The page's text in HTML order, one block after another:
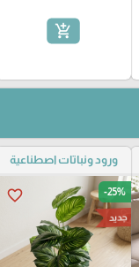
add_shopping_cart
ورود ونباتات اصطناعية
favorite_border -25%
جديد